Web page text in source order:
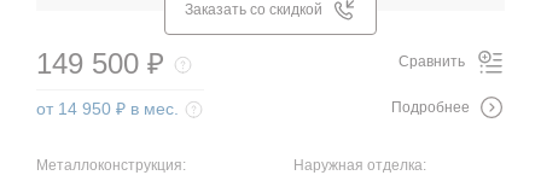
Заказать со скидкой
Металлоконструкция:
Наружная отделка:
149 500 ₽
от 14 950 ₽ в мес.
Сравнить
Подробнее